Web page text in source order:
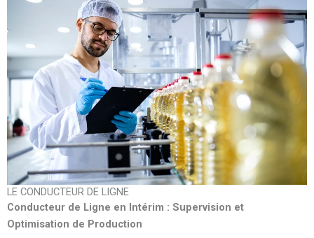
LE CONDUCTEUR DE LIGNE
Conducteur de Ligne en Intérim : Supervision et
Optimisation de Production